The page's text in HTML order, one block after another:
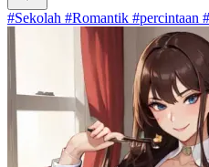
#Sekolah #Romantik #percintaan